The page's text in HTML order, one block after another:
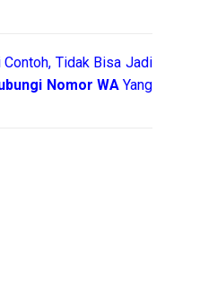
Tidak Bisa Jadi
Nomor WA Yang